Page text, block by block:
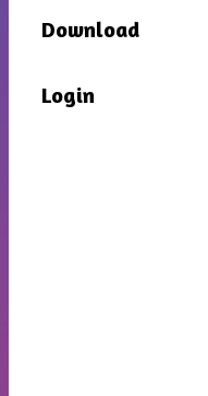
Download
Login